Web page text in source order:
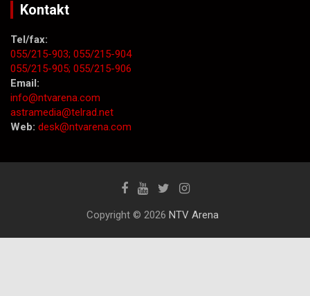
Kontakt
Tel/fax:
055/215-903; 055/215-904
055/215-905; 055/215-906
Email:
info@ntvarena.com
astramedia@telrad.net
Web: desk@ntvarena.com
Copyright © 2026 NTV Arena